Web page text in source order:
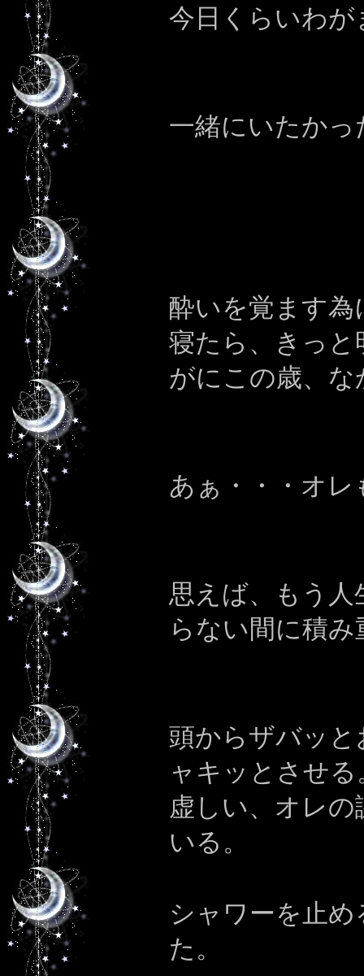
今日くらいわ
一緒にいたか
酔いを覚ます
寝たら、きっ
がにこの歳、
あぁ・・・オレ
思えば、もう人
らない間に積
頭からザバッ
ャキッとさせる
虚しい、オレ
いる。
シャワーを止
た。